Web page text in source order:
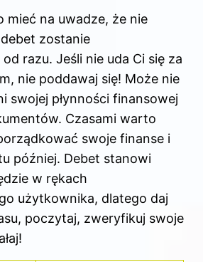
mieć na uwadze, że nie
zostanie
razu. Jeśli nie uda Ci się za
nie poddawaj się! Może nie
swojej płynności finansowej
Czasami warto
swoje finanse i
później. Debet stanowi
w rękach
użytkownika, dlatego daj
poczytaj, zweryfikuj swoje